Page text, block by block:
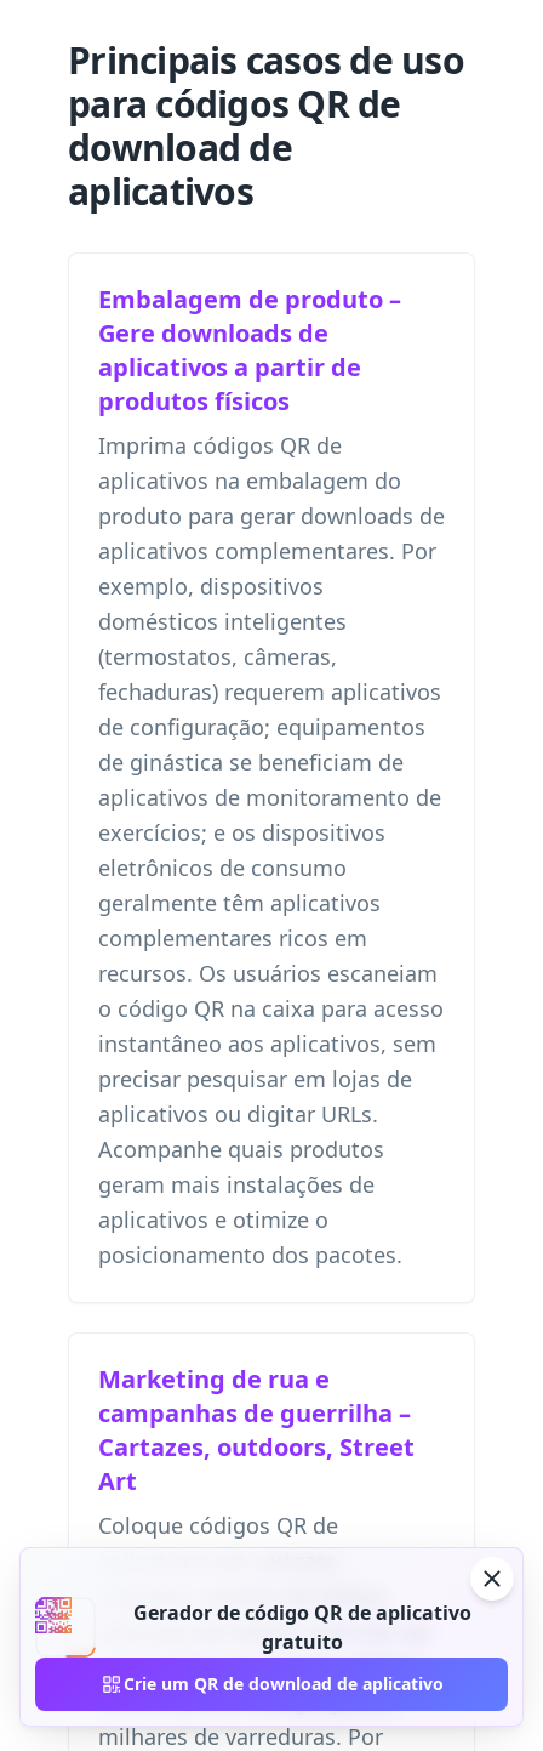
Principais casos de uso
para códigos QR de
download de
aplicativos
Embalagem de produto –
Gere downloads de
aplicativos a partir de
produtos físicos
Imprima códigos QR de
aplicativos na embalagem do
produto para gerar downloads de
aplicativos complementares. Por
exemplo, dispositivos
domésticos inteligentes
(termostatos, câmeras,
fechaduras) requerem aplicativos
de configuração; equipamentos
de ginástica se beneficiam de
aplicativos de monitoramento de
exercícios; e os dispositivos
eletrônicos de consumo
geralmente têm aplicativos
complementares ricos em
recursos. Os usuários escaneiam
o código QR na caixa para acesso
instantâneo aos aplicativos, sem
precisar pesquisar em lojas de
aplicativos ou digitar URLs.
Acompanhe quais produtos
geram mais instalações de
aplicativos e otimize o
posicionamento dos pacotes.
Marketing de rua e
campanhas de guerrilha –
Cartazes, outdoors, Street
Art
Coloque códigos QR de
anúncios de metrô e arte de rua
para atingir um grande público.
Locais de alto tráfego geram
milhares de varreduras. Por
Gerador de código QR de aplicativo
gratuito
Crie um QR de download de aplicativo